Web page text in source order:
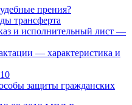
прения?
трансферта
и исполнительный лист —
— характеристика и
защиты гражданских